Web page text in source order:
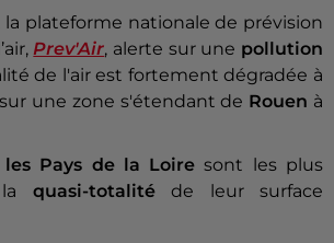
la plateforme nationale de prévision
Prev'Air, alerte sur une pollution
de l'air est fortement dégradée à
une zone s'étendant de Rouen à
Pays de la Loire sont les plus
la quasi-totalitéde leur surface